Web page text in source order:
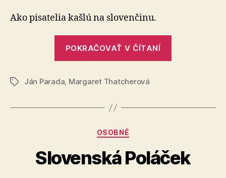
Ako pisatelia kašlú na slovenčinu.
POKRAČOVAŤ V ČÍTANÍ
Thatcher“
ZnačkyJán Parada, Margaret Thatcherová
Kategórie
OSOBNÉ
Slovenská Poláček